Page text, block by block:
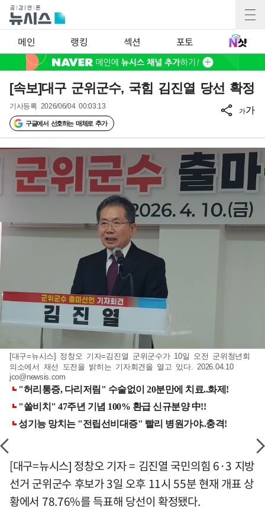
메인 랭킹 섹션 포토
[속보]대구 군위군수, 국힘 김진열 당선 확정
기사등록 2026/06/04 00:03:13
구글에서 선호하는 매체로 추가
가가
[대구=뉴시스] 정창오 기자=김진열 군위군수가 10일 오전 군위청년회
의소에서 재선 도전을 밝히는 기자회견을 열고 있다. 2026.04.10
jco@newsis.com
[대구=뉴시스] 정창오 기자 = 김진열 국민의힘 6·3 지방
선거 군위군수 후보가 3일 오후 11시 55분 현재 개표 상
황에서 78.76%를 득표해 당선이 확정됐다.